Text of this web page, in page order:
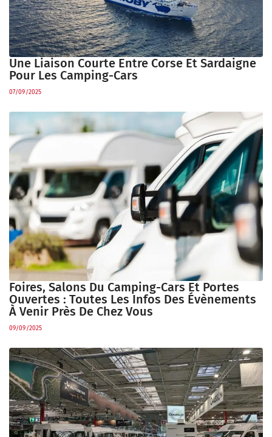
Une Liaison Courte Entre Corse Et Sardaigne
Pour Les Camping-Cars
07/09/2025
Foires, Salons Du Camping-Cars Et Portes
Ouvertes : Toutes Les Infos Des Évènements
À Venir Près De Chez Vous
09/09/2025